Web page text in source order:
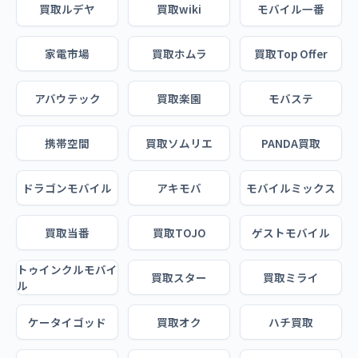
買取ルデヤ 買取wiki モバイル一番
家電市場 買取ホムラ 買取Top Offer
アバウテック 買取楽園 モバステ
携帯空間 買取ソムリエ PANDA買取
ドラゴンモバイル アキモバ モバイルミックス
買取当番 買取TOJO ゲストモバイル
トゥインクルモバイ
ル
買取スター 買取ミライ
ケータイゴッド 買取オク ハチ買取